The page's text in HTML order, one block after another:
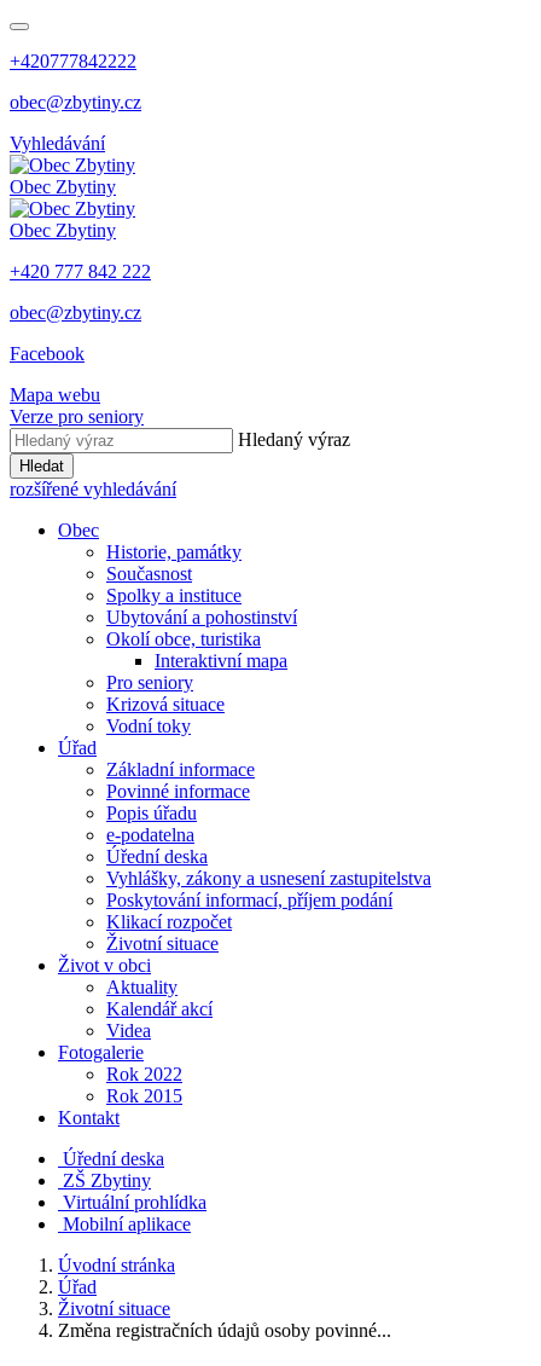
+420777842222
obec@zbytiny.cz
Vyhledávání
Obec Zbytiny
Obec Zbytiny
+420 777 842 222
obec@zbytiny.cz
Facebook
Mapa webu
Verze pro seniory
Hledaný výraz
Hledat
rozšířené vyhledávání
Obec
Historie, památky
Současnost
Spolky a instituce
Ubytování a pohostinství
Okolí obce, turistika
Interaktivní mapa
Pro seniory
Krizová situace
Vodní toky
Úřad
Základní informace
Povinné informace
Popis úřadu
e-podatelna
Úřední deska
Vyhlášky, zákony a usnesení zastupitelstva
Poskytování informací, příjem podání
Klikací rozpočet
Životní situace
Život v obci
Aktuality
Kalendář akcí
Videa
Fotogalerie
Rok 2022
Rok 2015
Kontakt
Úřední deska
ZŠ Zbytiny
Virtuální prohlídka
Mobilní aplikace
Úvodní stránka
Úřad
Životní situace
Změna registračních údajů osoby povinné...